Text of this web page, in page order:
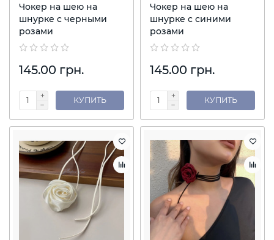
Чокер на шею на
шнурке с черными
розами
145.00 грн.
КУПИТЬ
Чокер на шею на
шнурке с синими
розами
145.00 грн.
КУПИТЬ